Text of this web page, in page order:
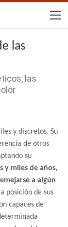
las
las
y discretos. Su
de otros
su
y miles de años,
a algún
posición de sus
capaces de